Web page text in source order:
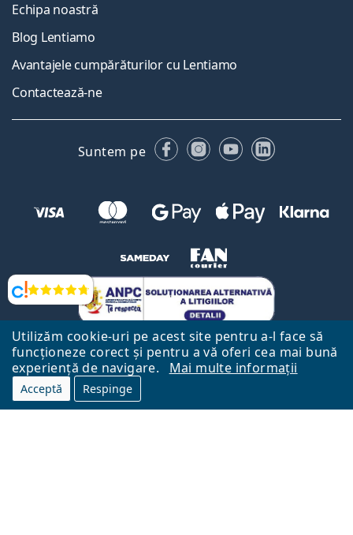
Utilizăm cookie-uri pe acest site pentru a-l face să
funcționeze corect și pentru a vă oferi cea mai bună
experiență de navigare.
Mai multe informații
Acceptă Respinge
Opinii
Echipa noastră
Blog Lentiamo
Avantajele cumpărăturilor cu Lentiamo
Contactează-ne
Suntem pe FacebookInstagram
YouTubeLinkedIn
Către Pagina Principală
Mai sus